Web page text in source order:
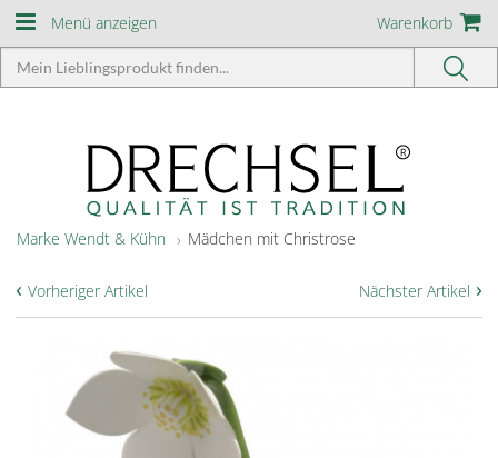
Menü anzeigen Warenkorb
Marke Wendt & Kühn Mädchen mit Christrose
Nächster Artikel ›
‹ Vorheriger Artikel